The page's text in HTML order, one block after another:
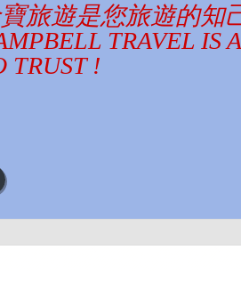
旅遊是您旅遊的知
TRAVEL IS
TRUST !